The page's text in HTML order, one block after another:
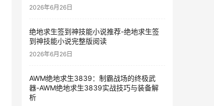
2026年6月26日
绝地求生签到神技能小说推荐-绝地求生签
到神技能小说完整版阅读
2026年6月26日
AWM绝地求生3839：制霸战场的终极武
器-AWM绝地求生3839实战技巧与装备解
析